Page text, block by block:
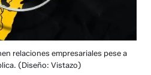
relaciones empresariales pese a
(Diseño: Vistazo)